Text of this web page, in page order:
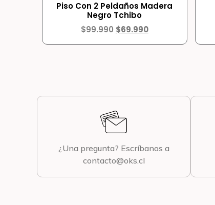
Piso Con 2 Peldaños Madera
Negro Tchibo
$99.990 $69.990
¿Una pregunta? Escríbanos a
contacto@oks.cl